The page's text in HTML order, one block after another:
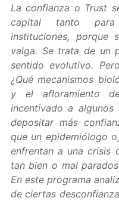
La confianza o Trust
capital tanto para
instituciones, porque
valga. Se trata de un
sentido evolutivo.
¿Qué mecanismos
y el afloramiento
incentivado a
depositar más
que un epidemiólogo
enfrentan a una crisis
tan bien o mal
En este programa
de ciertas